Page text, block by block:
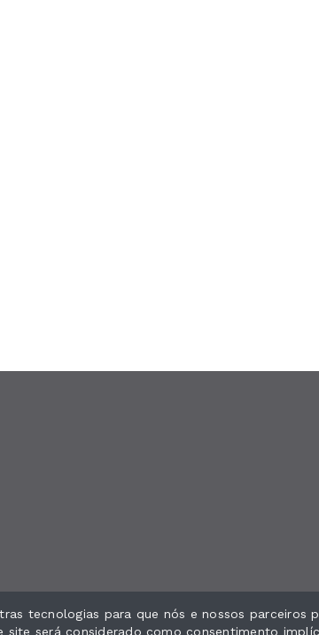
tecnologias para que nós e nossos
site será considerado como consentimento